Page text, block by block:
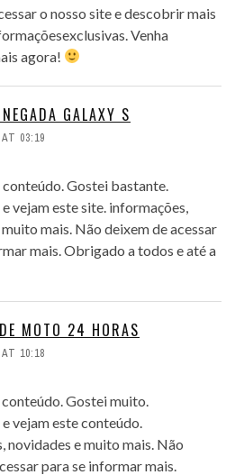
o nosso site e descobrir mais
Venha
agora!
GALAXY S
03:19
Gostei bastante.
vejam este site. informações,
mais. Não deixem de acessar
mais. Obrigado a todos e até a
MOTO 24 HORAS
10:18
Gostei muito.
vejam este conteúdo.
novidades e muito mais. Não
para se informar mais.